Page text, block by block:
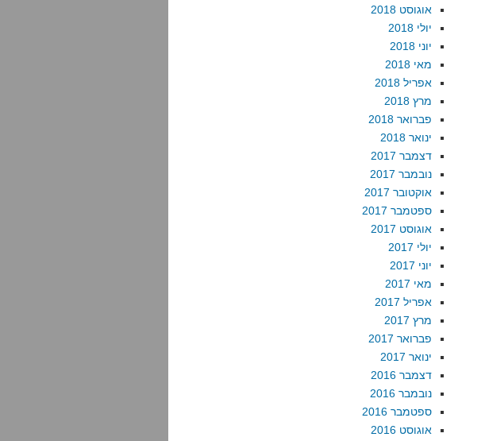
אוגוסט 2018
יולי 2018
יוני 2018
מאי 2018
אפריל 2018
מרץ 2018
פברואר 2018
ינואר 2018
דצמבר 2017
נובמבר 2017
אוקטובר 2017
ספטמבר 2017
אוגוסט 2017
יולי 2017
יוני 2017
מאי 2017
אפריל 2017
מרץ 2017
פברואר 2017
ינואר 2017
דצמבר 2016
נובמבר 2016
ספטמבר 2016
אוגוסט 2016